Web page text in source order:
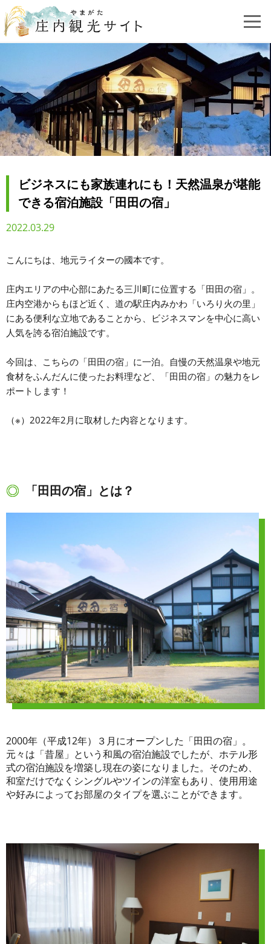
ビジネスにも家族連れにも！天然温泉が堪能
できる宿泊施設「田田の宿」
2022.03.29
こんにちは、地元ライターの國本です。
庄内エリアの中心部にあたる三川町に位置する「田田の宿」。
庄内空港からもほど近く、道の駅庄内みかわ「いろり火の里」
にある便利な立地であることから、ビジネスマンを中心に高い
人気を誇る宿泊施設です。
今回は、こちらの「田田の宿」に一泊。自慢の天然温泉や地元
食材をふんだんに使ったお料理など、「田田の宿」の魅力をレ
ポートします！
（※）2022年2月に取材した内容となります。
「田田の宿」とは？
2000年（平成12年）３月にオープンした「田田の宿」。
元々は「昔屋」という和風の宿泊施設でしたが、ホテル形
式の宿泊施設を増築し現在の姿になりました。そのため、
和室だけでなくシングルやツインの洋室もあり、使用用途
や好みによってお部屋のタイプを選ぶことができます。